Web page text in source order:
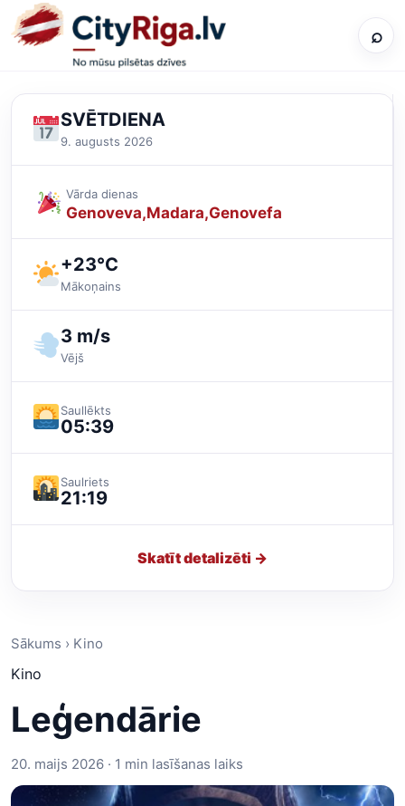
⌕
SVĒTDIENA
9. augusts 2026
Vārda dienas
Genoveva Madara Genovefa
+23°C
Mākoņains
3 m/s
Vējš
Saullēkts
05:39
Saulriets
21:19
Skatīt detalizēti →
Sākums › Kino
Kino
Leģendārie
20. maijs 2026 · 1 min lasīšanas laiks